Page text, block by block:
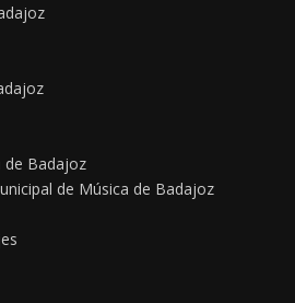
de Badajoz
de Música de Badajoz